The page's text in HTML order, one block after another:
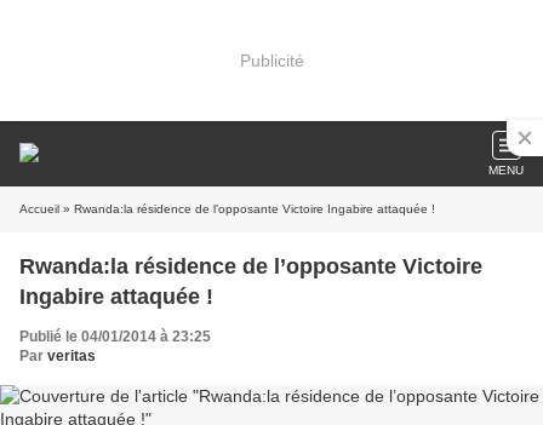
Publicité
MENU
Accueil » Rwanda:la résidence de l’opposante Victoire Ingabire attaquée !
Rwanda:la résidence de l’opposante Victoire
Ingabire attaquée !
Publié le 04/01/2014 à 23:25
Par veritas